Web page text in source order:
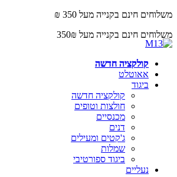
קולקציה חדשה
אאוטלט
ביגוד
קולקציה חדשה
חולצות וטופים
מכנסיים
דנים
ג'קטים ומעילים
שמלות
ביגוד ספורטיבי
נעליים
משלוחים חינם בקנייה מעל 350 ₪
משלוחים חינם בקנייה מעל 350₪